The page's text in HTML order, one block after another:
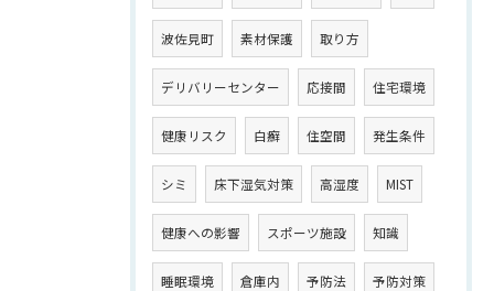
波佐見町 素材保護 取り方
デリバリーセンター 応接間 住宅環境
健康リスク 白癬 住空間 発生条件
シミ 床下湿気対策 高湿度 MIST
健康への影響 スポーツ施設 知識
睡眠環境 倉庫内 予防法 予防対策